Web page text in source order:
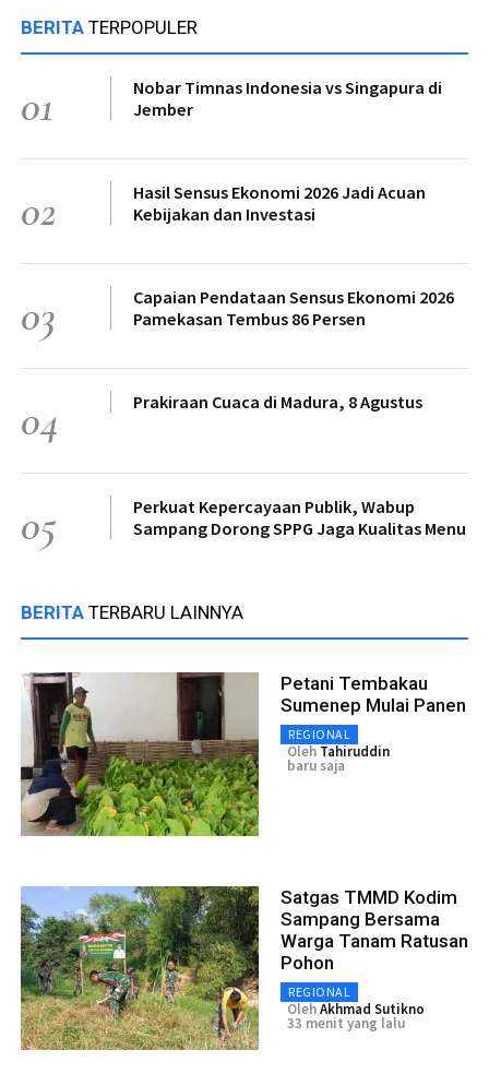
BERITA TERPOPULER
01
Nobar Timnas Indonesia vs Singapura di
Jember
02
Hasil Sensus Ekonomi 2026 Jadi Acuan
Kebijakan dan Investasi
03
Capaian Pendataan Sensus Ekonomi 2026
Pamekasan Tembus 86 Persen
04 Prakiraan Cuaca di Madura, 8 Agustus
05
Perkuat Kepercayaan Publik, Wabup
Sampang Dorong SPPG Jaga Kualitas Menu
BERITA TERBARU LAINNYA
Petani Tembakau
Sumenep Mulai Panen
REGIONAL
Oleh Tahiruddin
baru saja
Satgas TMMD Kodim
Sampang Bersama
Warga Tanam Ratusan
Pohon
REGIONAL
OlehAkhmad Sutikno
33 menit yang lalu